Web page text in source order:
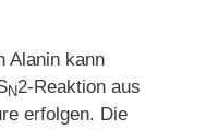
Alanin kann
N2-Reaktion aus
erfolgen. Die